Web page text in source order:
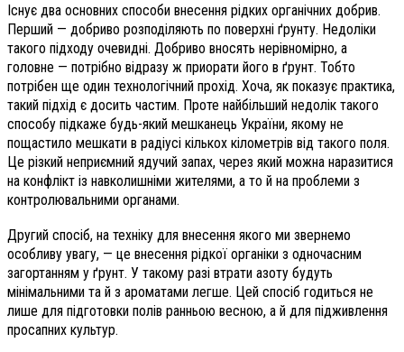
Існує два основних способи внесення рідких органічних добрив.
Перший — добриво розподіляють по поверхні ґрунту. Недоліки
такого підходу очевидні. Добриво вносять нерівномірно, а
головне — потрібно відразу ж приорати його в ґрунт. Тобто
потрібен ще один технологічний прохід. Хоча, як показує практика,
такий підхід є досить частим. Проте найбільший недолік такого
способу підкаже будь-який мешканець України, якому не
пощастило мешкати в радіусі кількох кілометрів від такого поля.
Це різкий неприємний ядучий запах, через який можна наразитися
на конфлікт із навколишніми жителями, а то й на проблеми з
контролювальними органами.
Другий спосіб, на техніку для внесення якого ми звернемо
особливу увагу, — це внесення рідкої органіки з одночасним
загортанням у ґрунт. У такому разі втрати азоту будуть
мінімальними та й з ароматами легше. Цей спосіб годиться не
лише для підготовки полів ранньою весною, а й для підживлення
просапних культур.